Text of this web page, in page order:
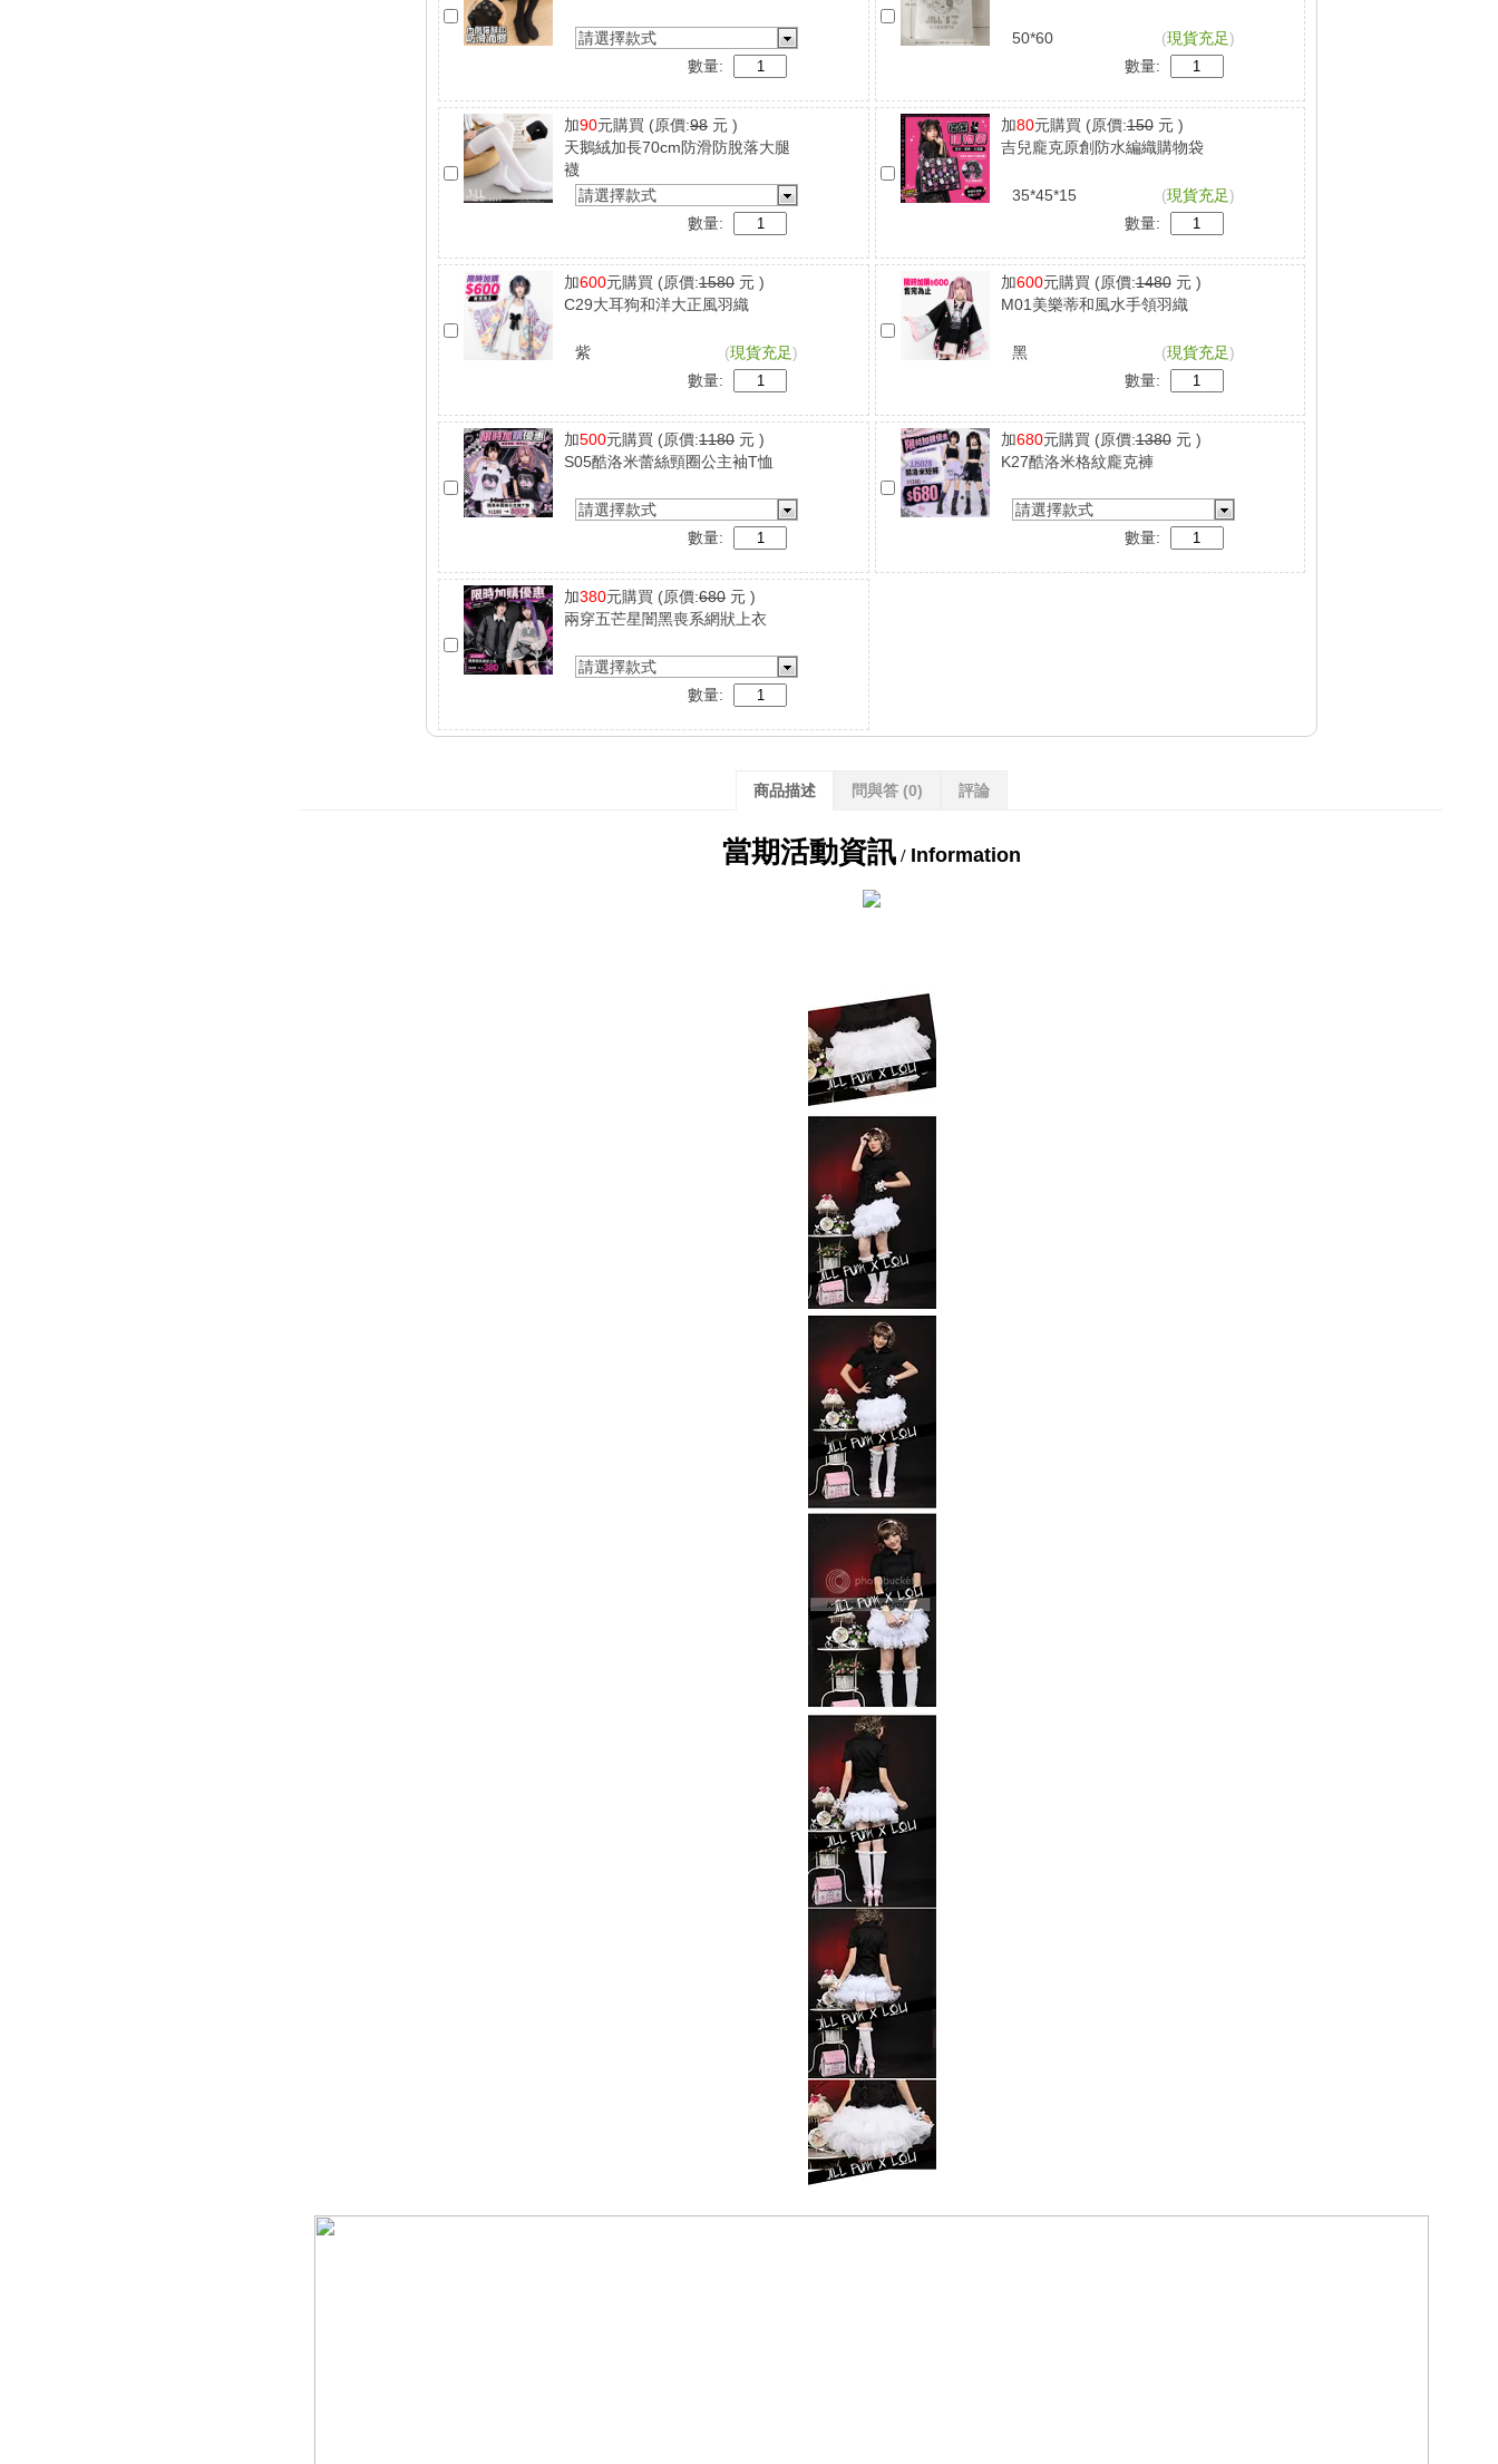
請選擇款式
數量:
50*60 (現貨充足)
數量:
加90元購買 (原價:98 元 )
天鵝絨加長70cm防滑防脫落大腿
襪
請選擇款式
數量:
加80元購買 (原價:150元 )
吉兒龐克原創防水編織購物袋
35*45*15 (現貨充足)
數量:
加600元購買 (原價:1580 元 )
C29大耳狗和洋大正風羽織
紫 (現貨充足)
數量:
加600元購買 (原價:1480元 )
M01美樂蒂和風水手領羽織
黑 (現貨充足)
數量:
加500元購買 (原價:1180 元 )
S05酷洛米蕾絲頸圈公主袖T恤
請選擇款式
數量:
加680元購買 (原價:1380元 )
K27酷洛米格紋龐克褲
請選擇款式
數量:
加380元購買 (原價:680 元 )
兩穿五芒星闇黑喪系網狀上衣
請選擇款式
數量:
商品描述 問與答 (0) 評論